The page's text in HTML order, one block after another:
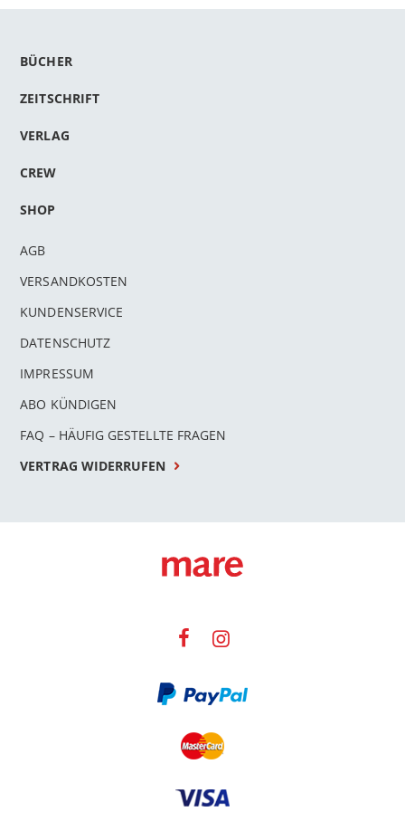
BÜCHER
ZEITSCHRIFT
VERLAG
CREW
SHOP
AGB
VERSANDKOSTEN
KUNDENSERVICE
DATENSCHUTZ
IMPRESSUM
ABO KÜNDIGEN
FAQ – HÄUFIG GESTELLTE FRAGEN
VERTRAG WIDERRUFEN